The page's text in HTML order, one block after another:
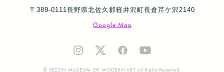
〒389-0111長野県北佐久郡軽井沢町長倉芹ケ沢2140
Google Map
© SEZON MUSEUM OF MODERN ART All Rights Reserved.